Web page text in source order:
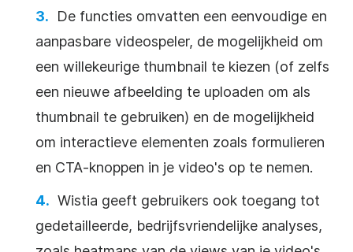
De functies omvatten een eenvoudige en
aanpasbare videospeler, de mogelijkheid om
een willekeurige thumbnail te kiezen (of zelfs
een nieuwe afbeelding te uploaden om als
thumbnail te gebruiken) en de mogelijkheid
om interactieve elementen zoals formulieren
en CTA-knoppen in je video's op te nemen.
Wistia geeft gebruikers ook toegang tot
gedetailleerde, bedrijfsvriendelijke analyses,